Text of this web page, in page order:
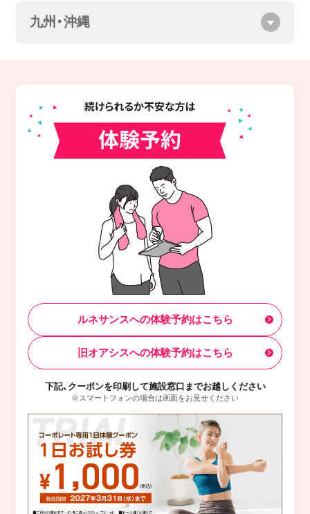
九州・沖縄
ルネサンスへの体験予約はこちら
旧オアシスへの体験予約はこちら
下記、クーポンを印刷して施設窓口までお越しください
※スマートフォンの場合は画面をお見せください